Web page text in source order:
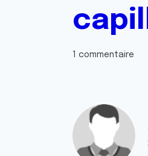
1 commentaire